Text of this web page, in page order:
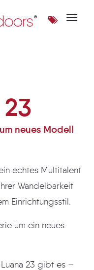
Toggle
23
neues Modell
echtes Multitalent
Einrichtungsstil.
um ein neues
23 gibt es –